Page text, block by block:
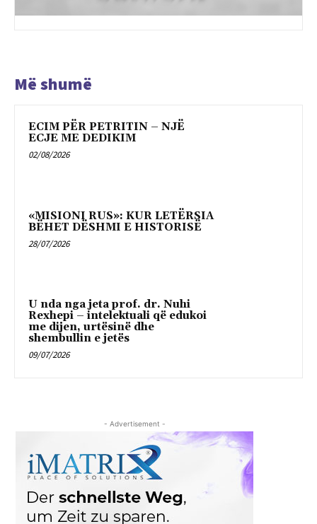
Më shumë
ECIM PËR PETRITIN – NJË
ECJE ME DEDIKIM
02/08/2026
«MISIONI RUS»: KUR LETËRSIA
BËHET DËSHMI E HISTORISË
28/07/2026
U nda nga jeta prof. dr. Nuhi
Rexhepi – intelektuali që edukoi
me dijen, urtësinë dhe
shembullin e jetës
09/07/2026
- Advertisement -